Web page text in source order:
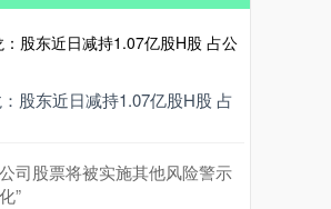
股东近日减持1.07亿股H股 占
司股票将被实施其他风险警示
”